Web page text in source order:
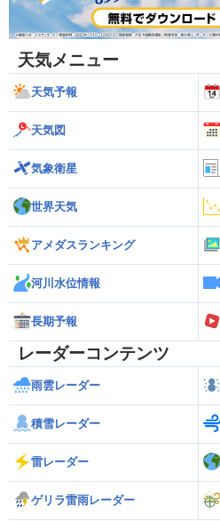
天気メニュー
天気予報
天気図
気象衛星
世界天気
アメダスランキング
河川水位情報
長期予報
レーダーコンテンツ
雨雲レーダー
積雪レーダー
雷レーダー
ゲリラ雷雨レーダー